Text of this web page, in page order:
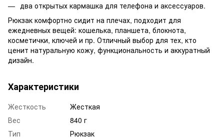
два открытых кармашка для телефона и аксессуаров.
Рюкзак комфортно сидит на плечах, подходит для
ежедневных вещей: кошелька, планшета, блокнота,
косметички, ключей и пр. Отличный выбор для тех, кто
ценит натуральную кожу, функциональность и аккуратный
дизайн.
Характеристики
Жесткость
Жесткая
Вес
840 г
Тип
Рюкзак